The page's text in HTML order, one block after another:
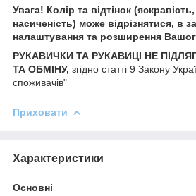
Увага! Колір та відтінок
насиченість) може відрізнятися, в
налаштування та розширення
РУКАВИЧКИ ТА РУКАВИЦІ НЕ
ТА ОБМІНУ, згідно статті 9 Закону
споживачів"
Приховати
Характеристики
Основні